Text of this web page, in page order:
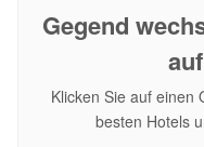
Gegend
Klicken Sie auf einen
besten Hotels